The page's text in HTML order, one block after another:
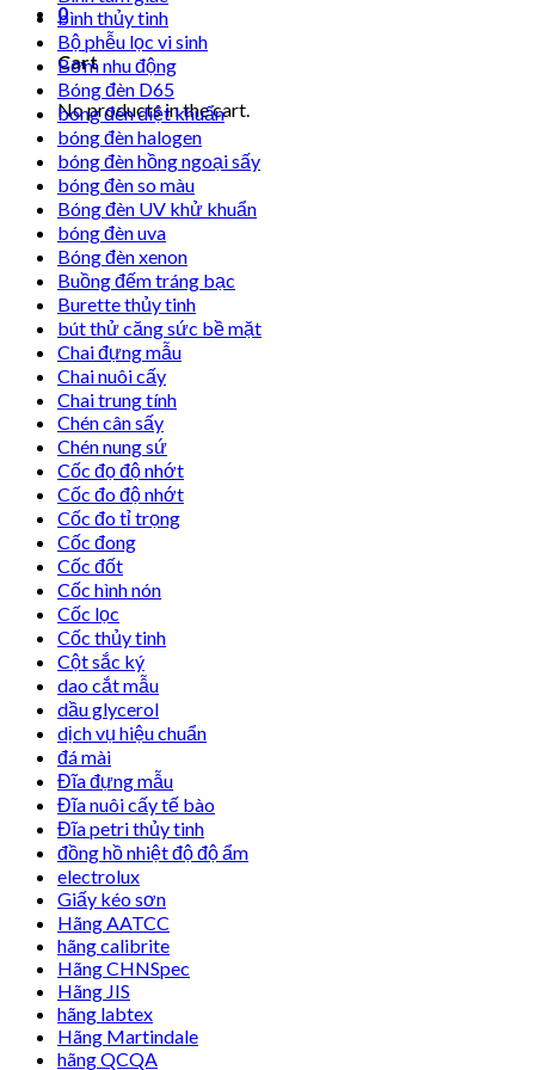
0
Cart
No products in the cart.
bình thủy tinh
Bộ phễu lọc vi sinh
Bơm nhu động
Bóng đèn D65
bóng đèn diệt khuẩn
bóng đèn halogen
bóng đèn hồng ngoại sấy
bóng đèn so màu
Bóng đèn UV khử khuẩn
bóng đèn uva
Bóng đèn xenon
Buồng đếm tráng bạc
Burette thủy tinh
bút thử căng sức bề mặt
Chai đựng mẫu
Chai nuôi cấy
Chai trung tính
Chén cân sấy
Chén nung sứ
Cốc đọ độ nhớt
Cốc đo độ nhớt
Cốc đo tỉ trọng
Cốc đong
Cốc đốt
Cốc hình nón
Cốc lọc
Cốc thủy tinh
Cột sắc ký
dao cắt mẫu
dầu glycerol
dịch vụ hiệu chuẩn
đá mài
Đĩa đựng mẫu
Đĩa nuôi cấy tế bào
Đĩa petri thủy tinh
đồng hồ nhiệt độ độ ẩm
electrolux
Giấy kéo sơn
Hãng AATCC
hãng calibrite
Hãng CHNSpec
Hãng JIS
hãng labtex
Hãng Martindale
hãng QCQA